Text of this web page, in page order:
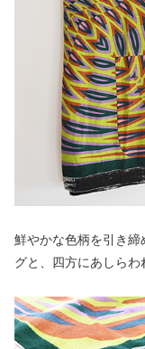
鮮やかな色柄を引き
グと、四方にあしらわ